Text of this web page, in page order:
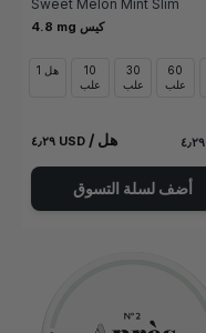
Sweet Melon Mint Slim
4.8 mg كيس
1 هل
10
علب
30
علب
60
علب
٤٫٢٩ USD / هل
أضف لسلة التسوق